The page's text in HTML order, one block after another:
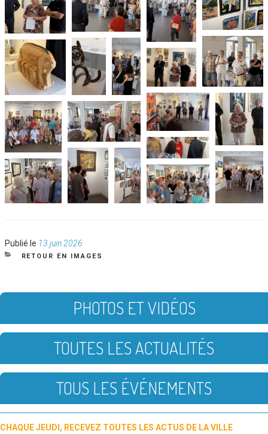
Publié le Publié
le
13 juin 2026
CATÉGORIES
RETOUR EN IMAGES
PHOTOS ET VIDÉOS
TOUTES LES ACTUALITÉS
TOUS LES ÉVÉNEMENTS
CHAQUE JEUDI, RECEVEZ TOUTES LES ACTUS DE LA VILLE